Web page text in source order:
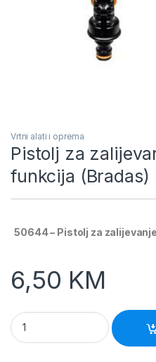
Vrtni alati i oprema
Pistolj za
funkcija (Bradas)
50644 – Pistolj za
6,50 KM
Pistolj za zalijevanje Multi -